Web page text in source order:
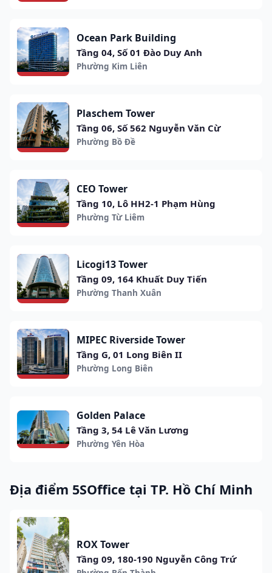
Ocean Park Building
Tầng 04, Số 01 Đào Duy Anh
Phường Kim Liên
Plaschem Tower
Tầng 06, Số 562 Nguyễn Văn Cừ
Phường Bồ Đề
CEO Tower
Tầng 10, Lô HH2-1 Phạm Hùng
Phường Từ Liêm
Licogi13 Tower
Tầng 09, 164 Khuất Duy Tiến
Phường Thanh Xuân
MIPEC Riverside Tower
Tầng G, 01 Long Biên II
Phường Long Biên
Golden Palace
Tầng 3, 54 Lê Văn Lương
Phường Yên Hòa
Địa điểm 5SOffice tại TP. Hồ Chí Minh
ROX Tower
Tầng 09, 180-190 Nguyễn Công Trứ